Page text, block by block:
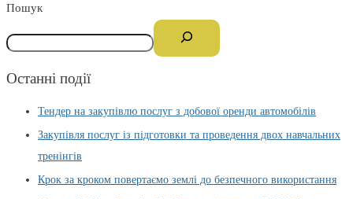
Пошук
Останні події
Тендер на закупівлю послуг з добової оренди автомобілів
Закупівля послуг із підготовки та проведення двох навчальних
тренінгів
Крок за кроком повертаємо землі до безпечного використання